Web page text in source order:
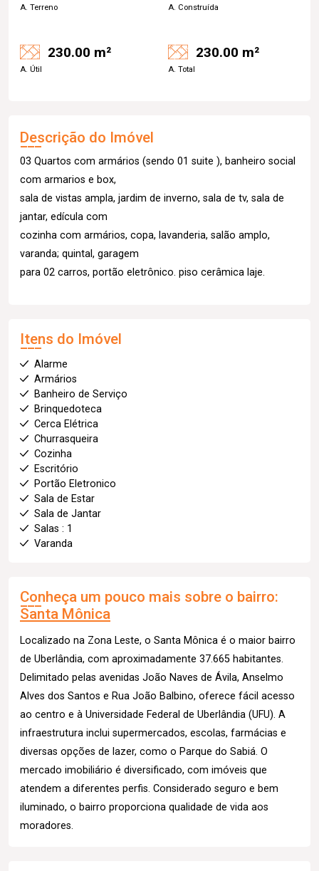
A. Terreno A. Construída
230.00 m²
A. Útil
230.00 m²
A. Total
Descrição do Imóvel
03 Quartos com armários (sendo 01 suite ), banheiro social
com armarios e box,
sala de vistas ampla, jardim de inverno, sala de tv, sala de
jantar, edícula com
cozinha com armários, copa, lavanderia, salão amplo,
varanda; quintal, garagem
para 02 carros, portão eletrônico. piso cerâmica laje.
Itens do Imóvel
Alarme
Armários
Banheiro de Serviço
Brinquedoteca
Cerca Elétrica
Churrasqueira
Cozinha
Escritório
Portão Eletronico
Sala de Estar
Sala de Jantar
Salas : 1
Varanda
Conheça um pouco mais sobre o bairro:
Santa Mônica
Localizado na Zona Leste, o Santa Mônica é o maior bairro
de Uberlândia, com aproximadamente 37.665 habitantes.
Delimitado pelas avenidas João Naves de Ávila, Anselmo
Alves dos Santos e Rua João Balbino, oferece fácil acesso
ao centro e à Universidade Federal de Uberlândia (UFU). A
infraestrutura inclui supermercados, escolas, farmácias e
diversas opções de lazer, como o Parque do Sabiá. O
mercado imobiliário é diversificado, com imóveis que
atendem a diferentes perfis. Considerado seguro e bem
iluminado, o bairro proporciona qualidade de vida aos
moradores.